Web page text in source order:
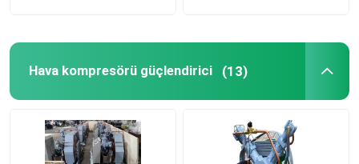
Hava kompresörü güçlendirici (13)